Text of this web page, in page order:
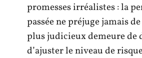
promesses irréalistes : la
passée ne préjuge jamais
plus judicieux demeure de
d’ajuster le niveau de